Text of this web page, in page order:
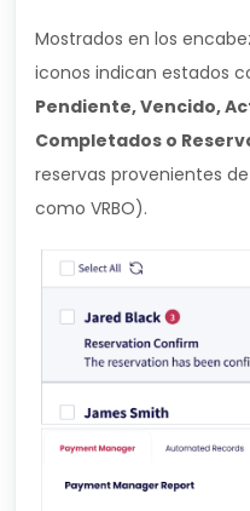
Mostrados en los
iconos indican estados
Pendiente, Vencido,
Completados o
reservas provenientes
como VRBO).